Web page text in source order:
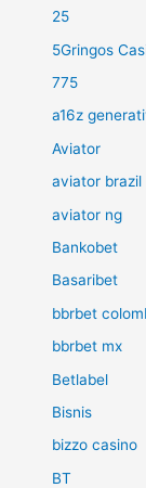
25
5Gringos
775
a16z
Aviator
aviator brazil
aviator ng
Bankobet
Basaribet
bbrbet
bbrbet mx
Betlabel
Bisnis
bizzo casino
BT